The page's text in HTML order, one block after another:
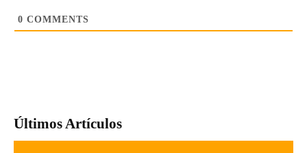
0 COMMENTS
Últimos Artículos